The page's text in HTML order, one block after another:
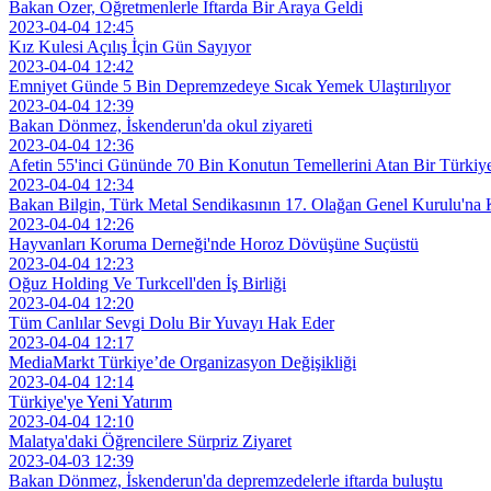
Bakan Özer, Öğretmenlerle İftarda Bir Araya Geldi
2023-04-04 12:45
Kız Kulesi Açılış İçin Gün Sayıyor
2023-04-04 12:42
Emniyet Günde 5 Bin Depremzedeye Sıcak Yemek Ulaştırılıyor
2023-04-04 12:39
Bakan Dönmez, İskenderun'da okul ziyareti
2023-04-04 12:36
Afetin 55'inci Gününde 70 Bin Konutun Temellerini Atan Bir
2023-04-04 12:34
Bakan Bilgin, Türk Metal Sendikasının 17. Olağan Genel Kurulu'na
2023-04-04 12:26
Hayvanları Koruma Derneği'nde Horoz Dövüşüne Suçüstü
2023-04-04 12:23
Oğuz Holding Ve Turkcell'den İş Birliği
2023-04-04 12:20
Tüm Canlılar Sevgi Dolu Bir Yuvayı Hak Eder
2023-04-04 12:17
MediaMarkt Türkiye’de Organizasyon Değişikliği
2023-04-04 12:14
Türkiye'ye Yeni Yatırım
2023-04-04 12:10
Malatya'daki Öğrencilere Sürpriz Ziyaret
2023-04-03 12:39
Bakan Dönmez, İskenderun'da depremzedelerle iftarda buluştu